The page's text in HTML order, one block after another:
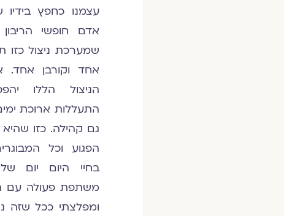
עצמנו כחפץ
אדם חופשי הריבון
שמערכת ניצול כזו
אחד וקורבן אחד.
הניצול הללו
התעללות ארוכת
גם קהילה. כזו
הפגוע וכל
בחיי היום יום
משתפת פעולה עם
ומפלצתי ככל שזה